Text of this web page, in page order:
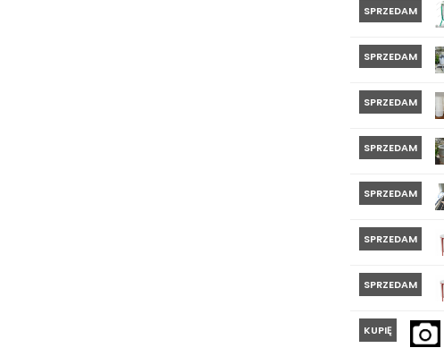
SPRZEDAM
SPRZEDAM
SPRZEDAM
SPRZEDAM
SPRZEDAM
SPRZEDAM
SPRZEDAM
KUPIĘ